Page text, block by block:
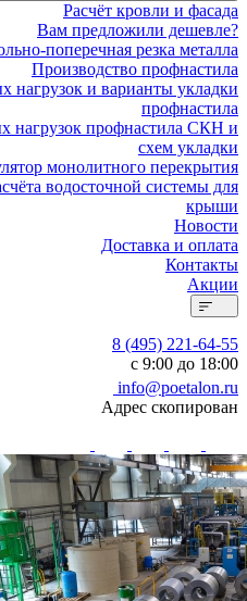
Расчёт кровли и фасада
Вам предложили дешевле?
поперечная резка металла
Производство профнастила
нагрузок и варианты укладки
профнастила
нагрузок профнастила СКН и
схем укладки
монолитного перекрытия
водосточной системы для
крыши
Новости
Доставка и оплата
Контакты
Акции
8 (495) 221-64-55
с 9:00 до 18:00
info@poetalon.ru
Адрес скопирован